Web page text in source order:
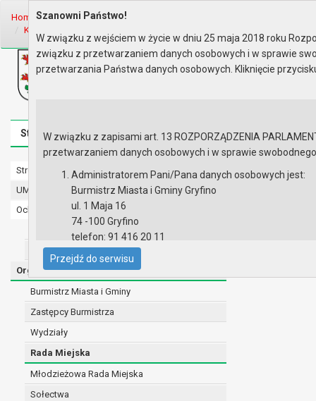
Home Organy Rada Miejska
Komisja Budżetu, Finansów, Rol..
Biuletyn Informacji Publicznej
Urząd Miasta i Gminy w Gryfinie
Strona główna Mapa serwisu Aktualności
Strona główna
UMiG - telefony wewnętrzne
Ochrona danych osobowych
Urząd Miasta i Gminy w Gryfinie
Straż Miejska
Organy
Burmistrz Miasta i Gminy
Zastępcy Burmistrza
Wydziały
Rada Miejska
Młodzieżowa Rada Miejska
Sołectwa
Szanowni Państwo!
W związku z wejściem w życie w dniu 25 maja 2018 roku
związku z przetwarzaniem danych osobowych i w sprawie
przetwarzania Państwa danych osobowych. Kliknięcie
W związku z zapisami art. 13 ROZPORZĄDZENIA
przetwarzaniem danych osobowych i w sprawie
Administratorem Pani/Pana danych osobowych jest:
Burmistrz Miasta i Gminy Gryfino
ul. 1 Maja 16
74 -100 Gryfino
telefon: 91 416 20 11
e-mail:
burmistrz@gryfino.pl
Dane kontaktowe Inspektora Ochrony Danych:
telefon: 91 416 20 11
e-mail:iod@gryfino.pl
Pani/Pana dane osobowe przetwarzane są zgodnie z
realizacji zadań wynikających z przepisów
szeregu ustaw kompetencyjnych
zawarcia i realizacji umów;
ochrony żywotnych interesów osoby, której
Przejdź do serwisu